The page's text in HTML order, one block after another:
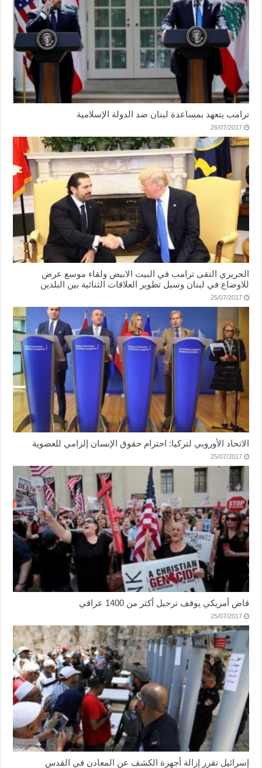
ترامب يتعهد بمساعدة لبنان ضد الدولة الإسلامية
26/07/2017
الحريري التقى ترامب في البيت الابيض ولقاء موسع عرض
للاوضاع في لبنان وسبل تطوير العلاقات الثنائية بين البلدين
25/07/2017
الاتحاد الأوروبي لتركيا: احترام حقوق الإنسان إلزامي للعضوية
25/07/2017
قاض أمريكي يوقف ترحيل أكثر من 1400 عراقي
25/07/2017
إسرائيل تقرر إزالة أجهزة الكشف عن المعادن في القدس